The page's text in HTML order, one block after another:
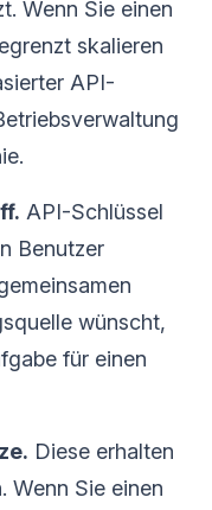
Wenn Sie einen
skalieren
API-
API-Schlüssel
Benutzer
wünscht,
für einen
Diese erhalten
Wenn Sie einen